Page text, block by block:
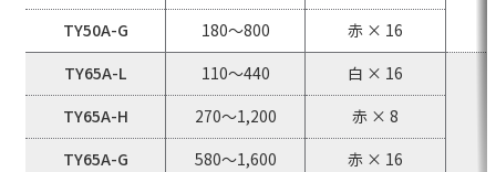
TY50A-G
180～800
赤 × 16
TY65A-L
110～440
白 × 16
TY65A-H
270～1,200
赤 × 8
TY65A-G
580～1,600
赤 × 16